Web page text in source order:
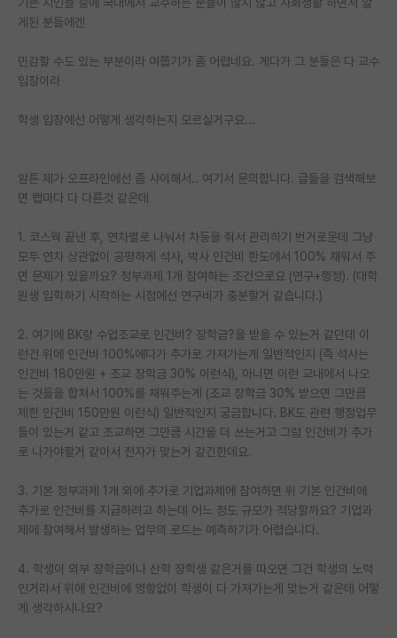
PI 전용 게시판
반도체/AI 게시판
학술 정보 게시판
홍보 게시판
유학교육
이벤트
반도체 아카데미
재팬라운지 🌸
게된 분들에겐
민감할 수도 있는 부분이라 여쭙기가 좀 어렵네요. 게다가 그 분들은 다 교수
입장이라
학생 입장에선 어떻게 생각하는지 모르실거구요...
암튼 제가 오프라인에선 좀 샤이해서.. 여기서 문의합니다. 글들을 검색해보
면 랩마다 다 다른것 같은데
1. 코스웍 끝낸 후, 연차별로 나눠서 차등을 줘서 관리하기 번거로운데 그냥
모두 연차 상관없이 공평하게 석사, 박사 인건비 한도에서 100% 채워서 주
면 문제가 있을까요? 정부과제 1개 참여하는 조건으로요 (연구+행정). (대학
원생 입학하기 시작하는 시점에선 연구비가 충분할거 같습니다.)
2. 여기에 BK랑 수업조교로 인건비? 장학금?을 받을 수 있는거 같던데 이
런건 위에 인건비 100%에다가 추가로 가져가는게 일반적인지 (즉 석사는
인건비 180만원 + 조교 장학금 30% 이런식), 아니면 이런 교내에서 나오
는 것들을 합쳐서 100%를 채워주는게 (조교 장학금 30% 받으면 그만큼
제한 인건비 150만원 이런식) 일반적인지 궁금합니다. BK도 관련 행정업무
들이 있는거 같고 조교하면 그만큼 시간을 더 쓰는거고 그럼 인건비가 추가
로 나가야할거 같아서 전자가 맞는거 같긴한데요.
3. 기본 정부과제 1개 외에 추가로 기업과제에 참여하면 위 기본 인건비에
추가로 인건비를 지급하려고 하는데 어느 정도 규모가 적당할까요? 기업과
제에 참여해서 발생하는 업무의 로드는 예측하기가 어렵습니다.
4. 학생이 외부 장학금이나 산학 장학생 같은거를 따오면 그건 학생의 노력
인거라서 위에 인건비에 영향없이 학생이 다 가져가는게 맞는거 같은데 어떻
게 생각하시나요?